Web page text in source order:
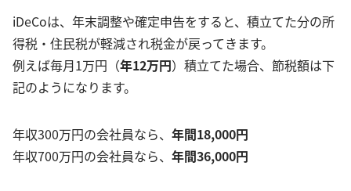
iDeCoは、年末調整や確定申告をすると、積立てた分の所
得税・住民税が軽減され税金が戻ってきます。
例えば毎月1万円（年12万円）積立てた場合、節税額は下
記のようになります。
年収300万円の会社員なら、 年間18,000円
年収700万円の会社員なら、 年間36,000円